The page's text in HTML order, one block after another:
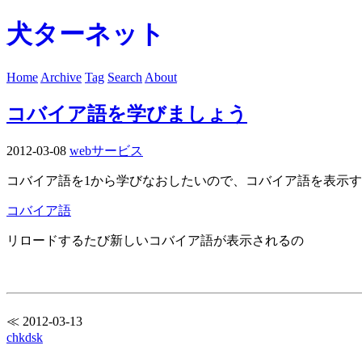
犬ターネット
Home Archive Tag Search About
コバイア語を学びましょう
2012-03-08 webサービス
コバイア語を1から学びなおしたいので、コバイア語を表示
コバイア語
リロードするたび新しいコバイア語が表示されるの
≪ 2012-03-13
chkdsk